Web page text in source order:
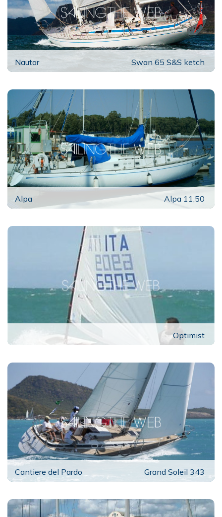
Nautor Swan 65 S&S ketch
Alpa Alpa 11,50
Optimist
Cantiere del Pardo Grand Soleil 343